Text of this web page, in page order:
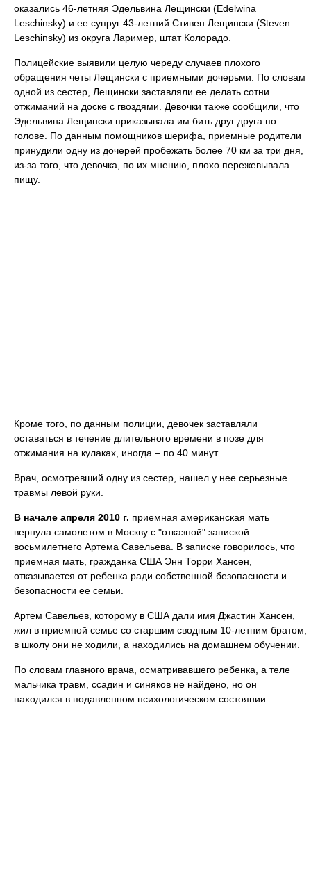
оказались 46‑летняя Эдельвина Лещински (Edelwina
Leschinsky) и ее супруг 43-летний Стивен Лещински (Steven
Leschinsky) из округа Лаример, штат Колорадо.
Полицейские выявили целую череду случаев плохого
обращения четы Лещински с приемными дочерьми. По словам
одной из сестер, Лещински заставляли ее делать сотни
отжиманий на доске с гвоздями. Девочки также сообщили, что
Эдельвина Лещински приказывала им бить друг друга по
голове. По данным помощников шерифа, приемные родители
принудили одну из дочерей пробежать более 70 км за три дня,
из-за того, что девочка, по их мнению, плохо пережевывала
пищу.
Кроме того, по данным полиции, девочек заставляли
оставаться в течение длительного времени в позе для
отжимания на кулаках, иногда – по 40 минут.
Врач, осмотревший одну из сестер, нашел у нее серьезные
травмы левой руки.
В начале апреля 2010 г. приемная американская мать
вернула самолетом в Москву с "отказной" запиской
восьмилетнего Артема Савельева. В записке говорилось, что
приемная мать, гражданка США Энн Торри Хансен,
отказывается от ребенка ради собственной безопасности и
безопасности ее семьи.
Артем Савельев, которому в США дали имя Джастин Хансен,
жил в приемной семье со старшим сводным 10-летним братом,
в школу они не ходили, а находились на домашнем обучении.
По словам главного врача, осматривавшего ребенка, а теле
мальчика травм, ссадин и синяков не найдено, но он
находился в подавленном психологическом состоянии.